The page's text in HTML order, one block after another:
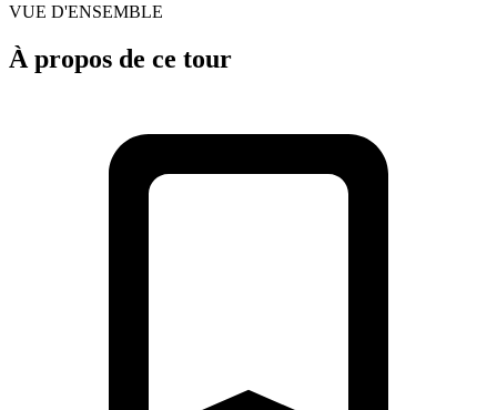
VUE D'ENSEMBLE
À propos de ce tour